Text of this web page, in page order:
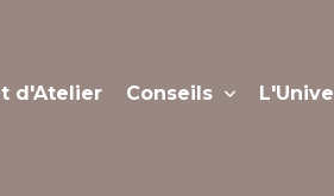
d'Atelier Conseils